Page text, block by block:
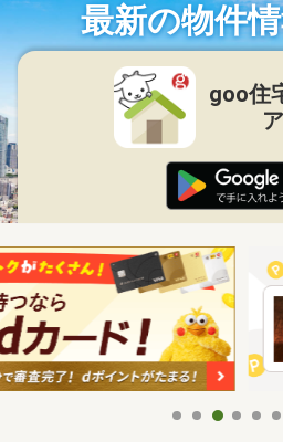
最新の物件
goo住